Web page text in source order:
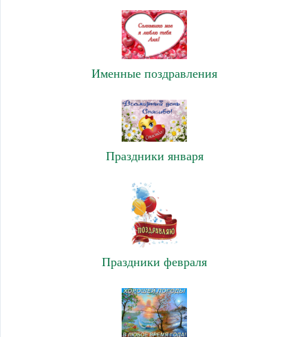
Именные поздравления
Праздники января
Праздники февраля